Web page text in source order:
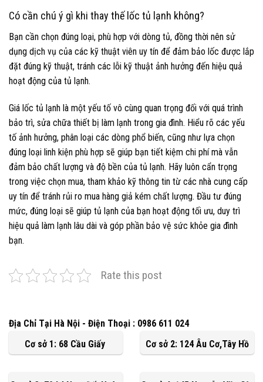
Có cần chú ý gì khi thay thế lốc tủ lạnh không?
Bạn cần chọn đúng loại, phù hợp với dòng tủ, đồng thời nên sử
dụng dịch vụ của các kỹ thuật viên uy tín để đảm bảo lốc được lắp
đặt đúng kỹ thuật, tránh các lỗi kỹ thuật ảnh hưởng đến hiệu quả
hoạt động của tủ lạnh.
Giá lốc tủ lạnh là một yếu tố vô cùng quan trọng đối với quá trình
bảo trì, sửa chữa thiết bị làm lạnh trong gia đình. Hiểu rõ các yếu
tố ảnh hưởng, phân loại các dòng phổ biến, cũng như lựa chọn
đúng loại linh kiện phù hợp sẽ giúp bạn tiết kiệm chi phí mà vẫn
đảm bảo chất lượng và độ bền của tủ lạnh. Hãy luôn cẩn trọng
trong việc chọn mua, tham khảo kỹ thông tin từ các nhà cung cấp
uy tín để tránh rủi ro mua hàng giả kém chất lượng. Đầu tư đúng
mức, đúng loại sẽ giúp tủ lạnh của bạn hoạt động tối ưu, duy trì
hiệu quả làm lạnh lâu dài và góp phần bảo vệ sức khỏe gia đình
bạn.
Rate this post
Địa Chỉ Tại Hà Nội - Điện Thoại : 0986 611 024
Cơ sở 1: 68 Cầu Giấy
Cơ sở 2: 124 Âu Cơ,Tây Hồ